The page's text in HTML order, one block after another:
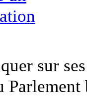
sur